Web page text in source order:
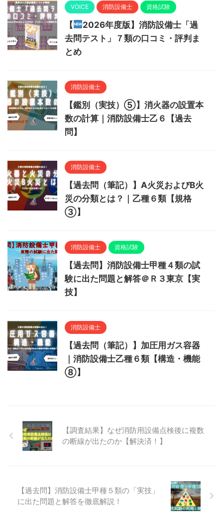
VOICE 消防設備士 資格試験
【
2026年度版】消防設備士「過
去問テスト」７類の口コミ・評判ま
とめ
消防設備士
【鑑別（実技）⑤】消火器の設置本
数の計算｜消防設備士乙６【過去
問】
消防設備士
【過去問（筆記）】A火災およびB火
災の分類とは？｜乙種６類【規格
③】
消防設備士 資格試験
【過去問】消防設備士甲種４類の試
験に出た問題と解答＠Ｒ３東京【実
技】
消防設備士
【過去問（筆記）】加圧用ガス容器
｜消防設備士乙種６類【構造・機能
⑧】
【調査結果】なぜ消防用設備点検後に複数
の断線が出たのか【解決済！】
【過去問】消防設備士甲種５類の「実技」
に出た問題と解答を徹底解説！